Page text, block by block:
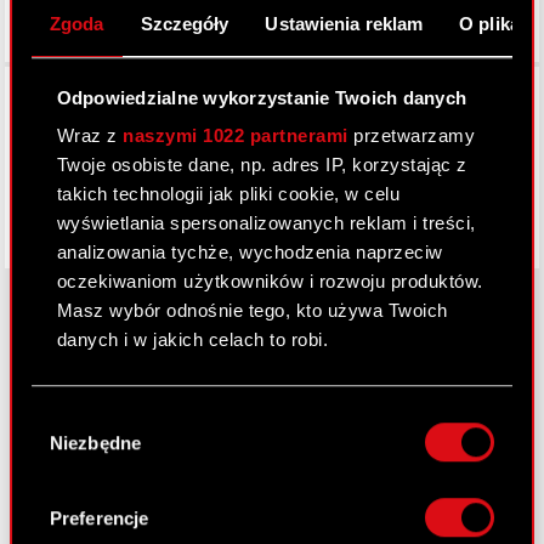
Zgoda Szczegóły Ustawienia reklam O
Odpowiedzialne wykorzystanie Twoich danych
Wraz z naszymi 1022 partnerami przetwarzamy
Twoje osobiste dane, np. adres IP, korzystając z
takich technologii jak pliki cookie, w celu
wyświetlania spersonalizowanych reklam i treści,
analizowania tychże, wychodzenia naprzeciw
oczekiwaniom użytkowników i rozwoju produktów.
Masz wybór odnośnie tego, kto używa Twoich
danych i w jakich celach to robi.
lokalizacji geograficznej z dokładnością nawet
Identyfikować Twoje urządzenie, aktywnie
analizując charakteryzującego je zbiory
zgody
Niezbędne
Preferencje
Facebook
Nasz biznes
Inwestorzy